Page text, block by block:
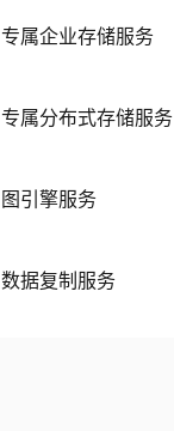
专属企业存储服务
专属分布式存储服务
图引擎服务
数据复制服务